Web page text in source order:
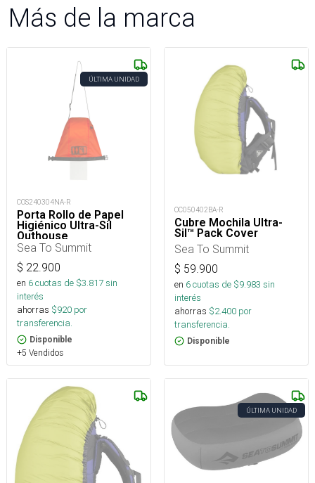
Más de la marca
ÚLTIMA UNIDAD
COS240304NA-R
Porta Rollo de Papel
Higiénico Ultra-Sil
Outhouse
Sea To Summit
$ 22.900
en 6cuotas de $3.817sin
interés
ahorras $920 por
transferencia.
Disponible
+5 Vendidos
OC050402BA-R
Cubre Mochila Ultra-
Sil™ Pack Cover
Sea To Summit
$ 59.900
en 6cuotas de $9.983 sin
interés
ahorras $2.400 por
transferencia.
Disponible
ÚLTIMA UNIDAD